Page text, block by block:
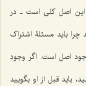
اصل کلی است ـ در
باید مسئلۀ اشتراک
اصل است. اگر وجود
قبل از او بگویید